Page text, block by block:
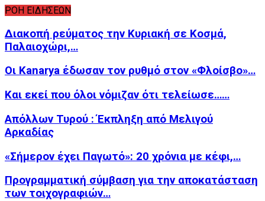
ΡΟΗ ΕΙΔΗΣΕΩΝ
Διακοπή ρεύματος την Κυριακή σε Κοσμά,
Παλαιοχώρι,…
Οι Kanarya έδωσαν τον ρυθμό στον «Φλοίσβο»…
Και εκεί που όλοι νόμιζαν ότι τελείωσε……
Απόλλων Τυρού : Έκπληξη από Μελιγού
Αρκαδίας
«Σήμερον έχει Παγωτό»: 20 χρόνια με κέφι,…
Προγραμματική σύμβαση για την αποκατάσταση
των τοιχογραφιών…